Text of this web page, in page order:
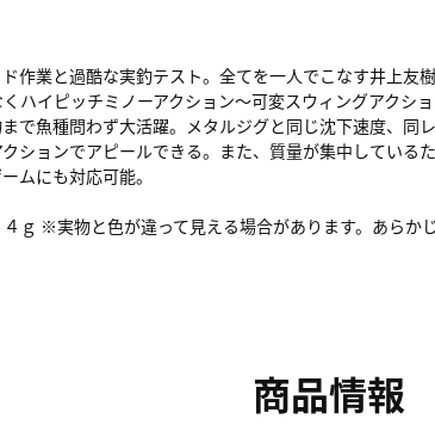
作業と過酷な実釣テスト。全てを一人でこなす井上友
ハイピッチミノーアクション～可変スウィングアクシ
で魚種問わず大活躍。メタルジグと同じ沈下速度、同
ションでアピールできる。また、質量が集中してい
ムにも対応可能。
※実物と色が違って見える場合があります。あらか
商品情報